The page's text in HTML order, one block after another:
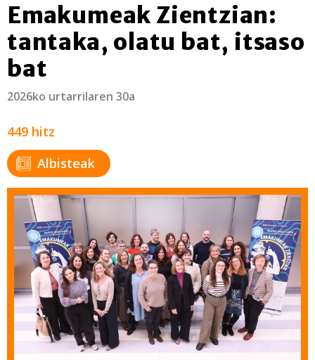
Emakumeak Zientzian:
tantaka, olatu bat, itsaso
bat
2026ko urtarrilaren 30a
449 hitz
Albisteak